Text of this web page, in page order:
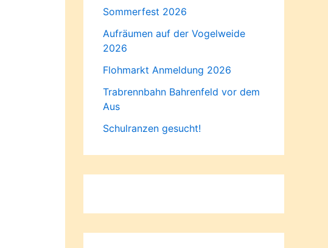
Sommerfest 2026
Aufräumen auf der Vogelweide
2026
Flohmarkt Anmeldung 2026
Trabrennbahn Bahrenfeld vor dem
Aus
Schulranzen gesucht!